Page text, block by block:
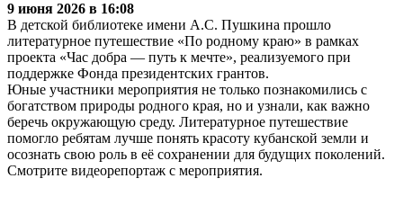
9 июня 2026 в 16:08
В детской библиотеке имени А.С. Пушкина прошло
литературное путешествие «По родному краю» в рамках
проекта «Час добра — путь к мечте», реализуемого при
поддержке Фонда президентских грантов.
Юные участники мероприятия не только познакомились с
богатством природы родного края, но и узнали, как важно
беречь окружающую среду. Литературное путешествие
помогло ребятам лучше понять красоту кубанской земли и
осознать свою роль в её сохранении для будущих поколений.
Смотрите видеорепортаж с мероприятия.